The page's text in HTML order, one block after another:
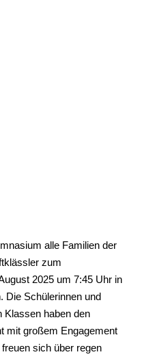
alle Familien der
zum
2025 um 7:45 Uhr in
Die Schülerinnen und
Klassen haben den
mit großem Engagement
sich über regen